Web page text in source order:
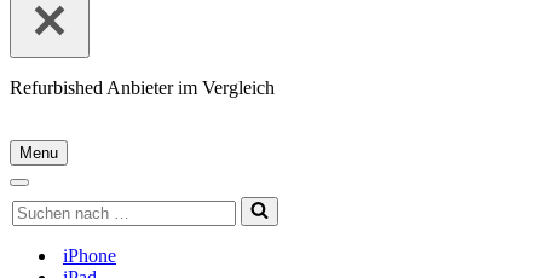
Refurbished Anbieter im Vergleich
Menu
Navigationsmenü
Navigationsmenü
Suchen
nach …
iPhone